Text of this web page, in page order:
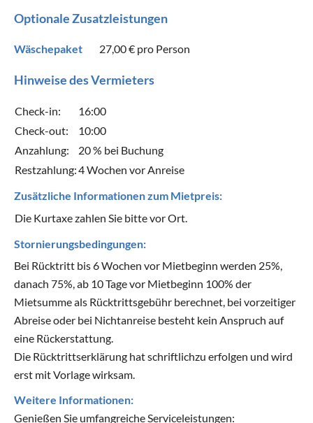
Optionale Zusatzleistungen
Wäschepaket 27,00 € pro Person
Hinweise des Vermieters
Check-in:
16:00
Check-out:
10:00
Anzahlung:
20 % bei Buchung
Restzahlung:4 Wochen vor Anreise
Zusätzliche Informationen zum Mietpreis:
Die Kurtaxe zahlen Sie bitte vor Ort.
Stornierungsbedingungen:
Bei Rücktritt bis 6 Wochen vor Mietbeginn werden 25%,
danach 75%, ab 10 Tage vor Mietbeginn 100% der
Mietsumme als Rücktrittsgebühr berechnet, bei vorzeitiger
Abreise oder bei Nichtanreise besteht kein Anspruch auf
eine Rückerstattung.
Die Rücktrittserklärung hat schriftlichzu erfolgen und wird
erst mit Vorlage wirksam.
Weitere Informationen:
Genießen Sie umfangreiche Serviceleistungen: